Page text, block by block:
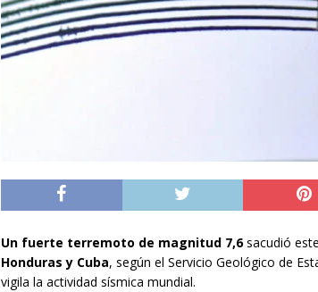
noviembre
INTERNACIONAL
Alerta
Un fuerte terremoto de magnitud 7,6sacudió
Honduras y Cuba, según el Servicio Geológico de
vigila la actividad sísmica mundial.